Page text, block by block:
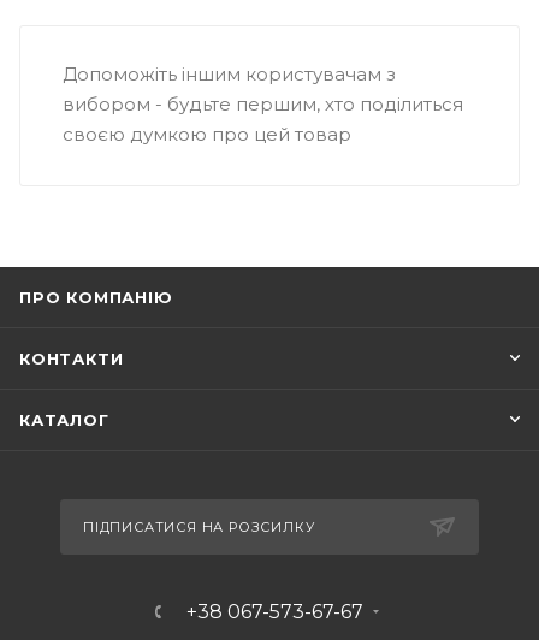
Допоможіть іншим користувачам з
вибором - будьте першим, хто поділиться
своєю думкою про цей товар
ПРО КОМПАНІЮ
КОНТАКТИ
КАТАЛОГ
ПІДПИСАТИСЯ НА РОЗСИЛКУ
+38 067-573-67-67